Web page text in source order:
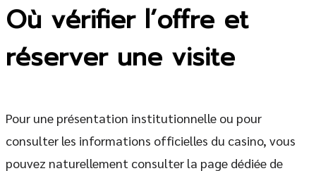
Où vérifier l’offre et
réserver une visite
Pour une présentation institutionnelle ou pour
consulter les informations officielles du casino, vous
pouvez naturellement consulter la page dédiée de